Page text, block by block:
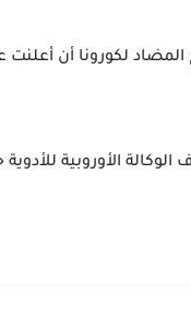
المضاد لكورونا أن
الأوروبية